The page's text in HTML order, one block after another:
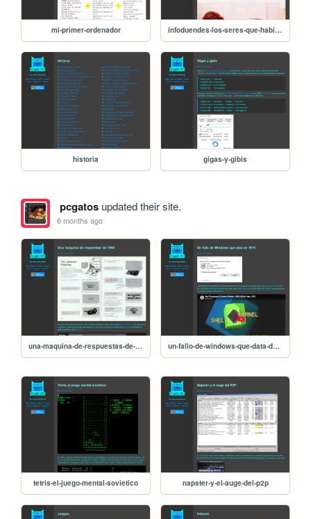
mi-primer-ordenador infoduendes-los-seres-que-habitan-en-el-pc
historia gigas-y-gibis
pcgatosupdated their site.
6 months ago
una-maquina-de-respuestas-de-1964 un-fallo-de-windows-que-data-de-1974
tetris-el-juego-mental-sovietico napster-y-el-auge-del-p2p